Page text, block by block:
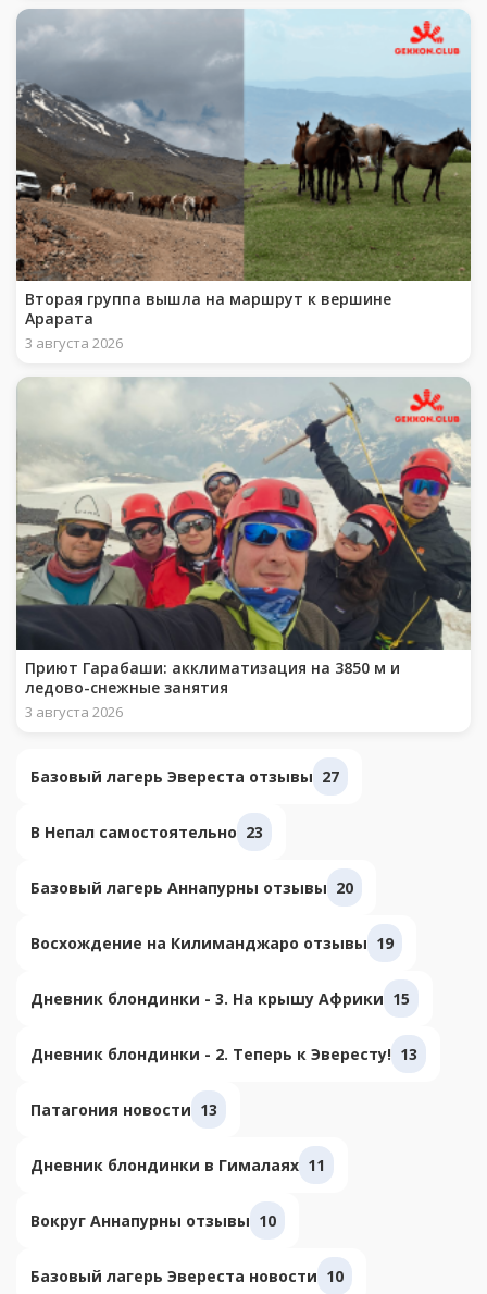
Вторая группа вышла на маршрут к вершине
Арарата
3 августа 2026
Приют Гарабаши: акклиматизация на 3850 м и
ледово-снежные занятия
3 августа 2026
Базовый лагерь Эвереста отзывы 27
В Непал самостоятельно 23
Базовый лагерь Аннапурны отзывы 20
Восхождение на Килиманджаро отзывы 19
Дневник блондинки - 3. На крышу Африки 15
Дневник блондинки - 2. Теперь к Эвересту! 13
Патагония новости 13
Дневник блондинки в Гималаях 11
Вокруг Аннапурны отзывы 10
Базовый лагерь Эвереста новости 10